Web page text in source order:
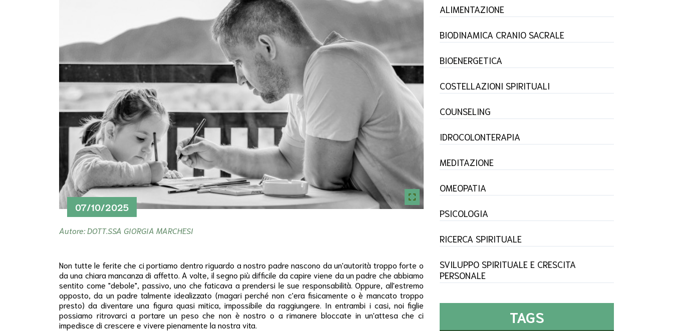
07/10/2025
Autore: DOTT.SSA GIORGIA MARCHESI
Non tutte le ferite che ci portiamo dentro riguardo a nostro padre nascono da un'autorità troppo forte o
da una chiara mancanza di affetto. A volte, il segno più difficile da capire viene da un padre che abbiamo
sentito come "debole", passivo, uno che faticava a prendersi le sue responsabilità. Oppure, all'estremo
opposto, da un padre talmente idealizzato (magari perché non c'era fisicamente o è mancato troppo
presto) da diventare una figura quasi mitica, impossibile da raggiungere. In entrambi i casi, noi figlie
possiamo ritrovarci a portare un peso che non è nostro o a rimanere bloccate in un'attesa che ci
impedisce di crescere e vivere pienamente la nostra vita.
ALIMENTAZIONE
BIODINAMICA CRANIO SACRALE
BIOENERGETICA
COSTELLAZIONI SPIRITUALI
COUNSELING
IDROCOLONTERAPIA
MEDITAZIONE
OMEOPATIA
PSICOLOGIA
RICERCA SPIRITUALE
SVILUPPO SPIRITUALE E CRESCITA
PERSONALE
TAGS